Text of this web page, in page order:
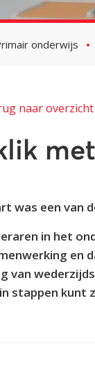
onderwijs
naar overzicht
was een van
in het
en
van
stappen kunt